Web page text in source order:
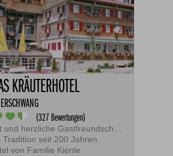
KRÄUTERHOTEL
(327 Bewertungen)
Gemütlichkeit und herzliche Gastfreundschaft
Tradition seit 200 Jahren
von Familie Kienle